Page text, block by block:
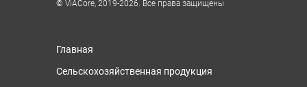
© ViACore, 2019-2026. Все права защищены
Главная
Сельскохозяйственная продукция